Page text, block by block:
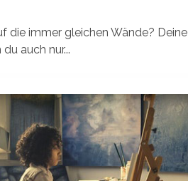
die immer gleichen Wände?
auch nur...